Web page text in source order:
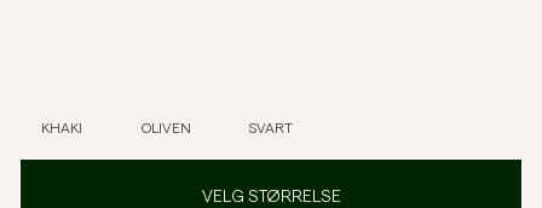
T-skjorter
KHAKI OLIVEN SVART
VELG STØRRELSE